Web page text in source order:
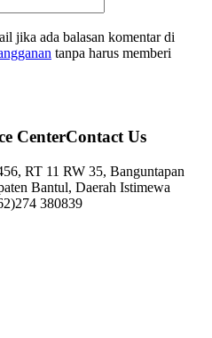
jika ada balasan komentar di
tanpa harus memberi
CenterContact Us
RT 11 RW 35, Banguntapan
Bantul, Daerah Istimewa
380839